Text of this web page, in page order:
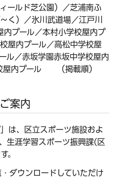
ールド芝公園）／芝浦南ふ
く）／氷川武道場／江戸川
プール／本村小学校屋内プ
屋内プール／高松中学校屋
ル／赤坂学園赤坂中学校屋内
屋内プール （掲載順）
案内
は、区立スポーツ施設およ
生涯学習スポーツ振興課(区
。
ダウンロードしていただけ